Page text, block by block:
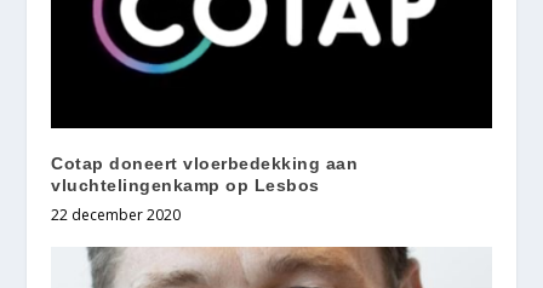
Cotap doneert vloerbedekking aan
vluchtelingenkamp op Lesbos
22 december 2020